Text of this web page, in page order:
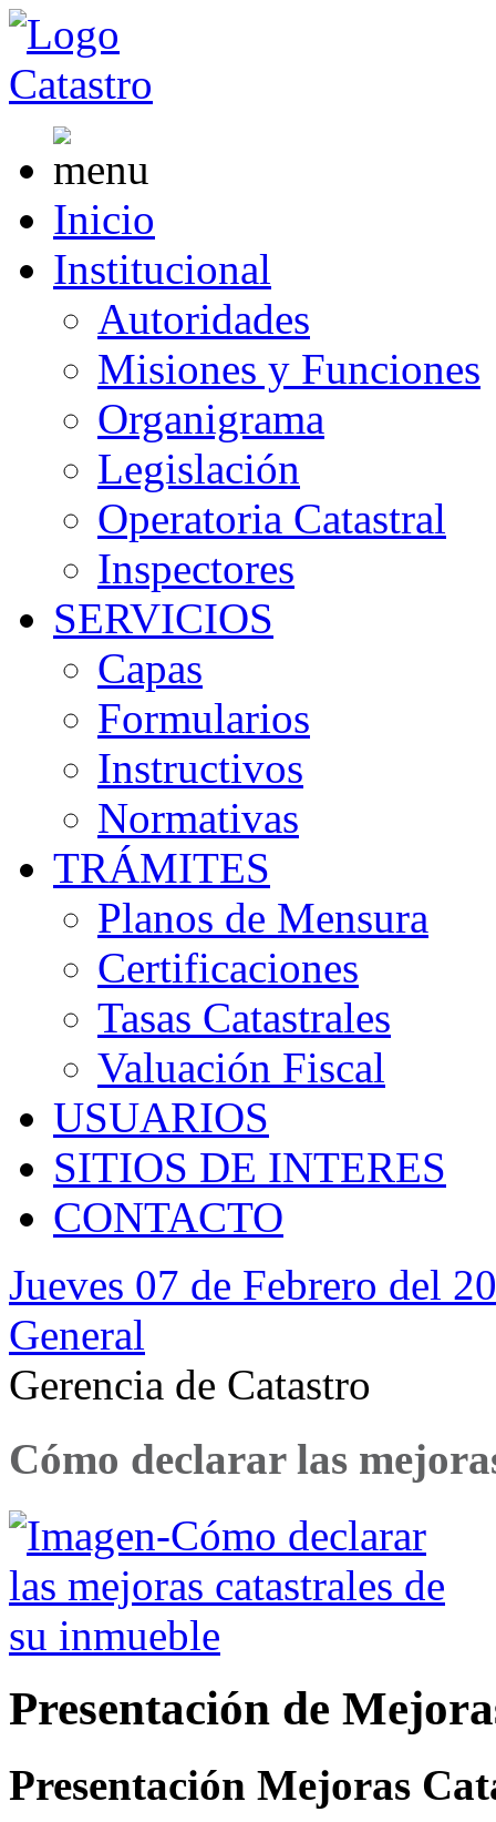
Inicio
Institucional
Autoridades
Misiones y Funciones
Organigrama
Legislación
Operatoria Catastral
Inspectores
SERVICIOS
Capas
Formularios
Instructivos
Normativas
TRÁMITES
Planos de Mensura
Certificaciones
Tasas Catastrales
Valuación Fiscal
USUARIOS
SITIOS DE INTERES
CONTACTO
Jueves 07 de Febrero del
General
Gerencia de Catastro
Cómo declarar las
Presentación de
Presentación Mejoras